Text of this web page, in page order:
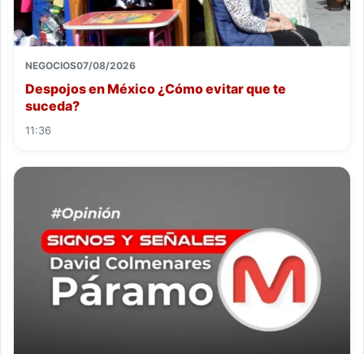
NEGOCIOS07/08/2026
Despojos en México ¿Cómo evitar que te
suceda?
11:36